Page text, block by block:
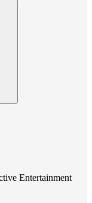
Entertainment